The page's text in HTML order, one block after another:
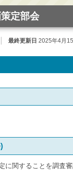
定部会
最終更新日 2025年4月
に関することを調査